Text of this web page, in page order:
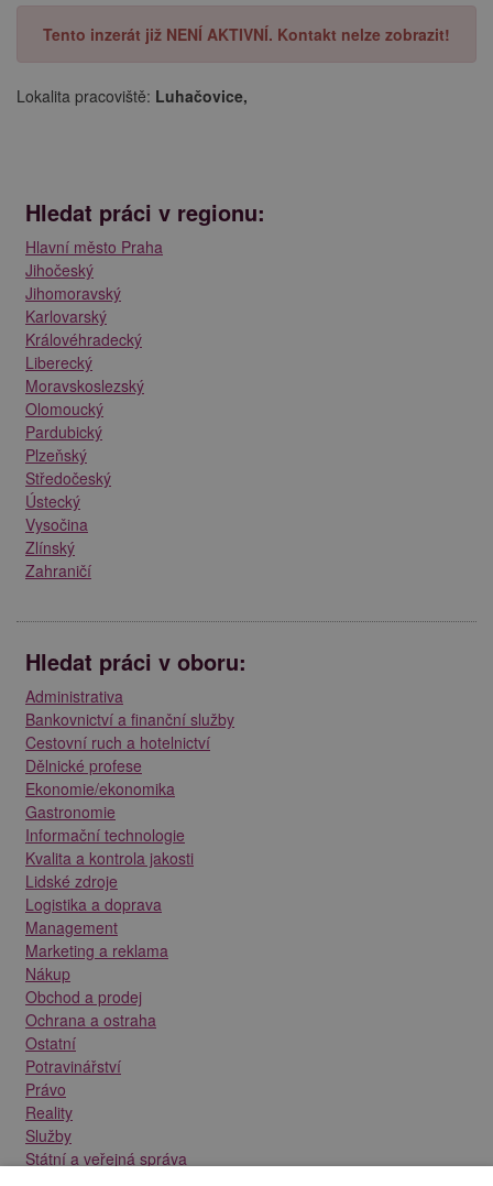
Tento inzerát již NENÍ AKTIVNÍ. Kontakt nelze zobrazit!
Lokalita pracoviště: Luhačovice,
Hledat práci v regionu:
Hlavní město Praha
Jihočeský
Jihomoravský
Karlovarský
Královéhradecký
Liberecký
Moravskoslezský
Olomoucký
Pardubický
Plzeňský
Středočeský
Ústecký
Vysočina
Zlínský
Zahraničí
Hledat práci v oboru:
Administrativa
Bankovnictví a finanční služby
Cestovní ruch a hotelnictví
Dělnické profese
Ekonomie/ekonomika
Gastronomie
Informační technologie
Kvalita a kontrola jakosti
Lidské zdroje
Logistika a doprava
Management
Marketing a reklama
Nákup
Obchod a prodej
Ochrana a ostraha
Ostatní
Potravinářství
Právo
Reality
Služby
Státní a veřejná správa